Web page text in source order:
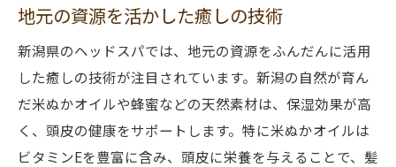
地元の資源を活かした癒しの技術
新潟県のヘッドスパでは、地元の資源をふんだんに活用
した癒しの技術が注目されています。新潟の自然が育ん
だ米ぬかオイルや蜂蜜などの天然素材は、保湿効果が高
く、頭皮の健康をサポートします。特に米ぬかオイルは
ビタミンEを豊富に含み、頭皮に栄養を与えることで、髪